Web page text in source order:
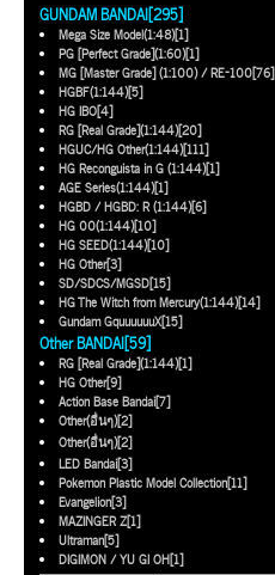
GUNDAM BANDAI[295]
Mega Size Model(1:48)[1]
PG [Perfect Grade](1:60)[1]
MG [Master Grade] (1:100) / RE-100[76]
HGBF(1:144)[5]
HG IBO[4]
RG [Real Grade](1:144)[20]
HGUC/HG Other(1:144)[111]
HG Reconguista in G (1:144)[1]
AGE Series(1:144)[1]
HGBD / HGBD: R (1:144)[6]
HG 00(1:144)[10]
HG SEED(1:144)[10]
HG Other[3]
SD/SDCS/MGSD[15]
HG The Witch from Mercury(1:144)[14]
Gundam GquuuuuuX[15]
Other BANDAI[59]
RG [Real Grade](1:144)[1]
HG Other[9]
Action Base Bandai[7]
Other(อื่นๆ)[2]
Other(อื่นๆ)[2]
LED Bandai[3]
Pokemon Plastic Model Collection[11]
Evangelion[3]
MAZINGER Z[1]
Ultraman[5]
DIGIMON / YU GI OH[1]